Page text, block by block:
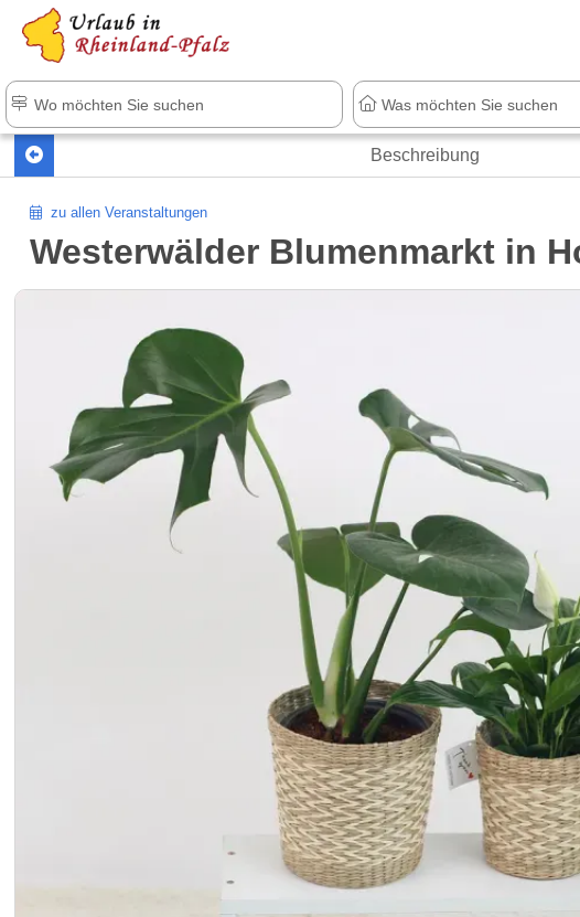
Beschreibung
zu allen Veranstaltungen
Westerwälder Blumenmarkt in